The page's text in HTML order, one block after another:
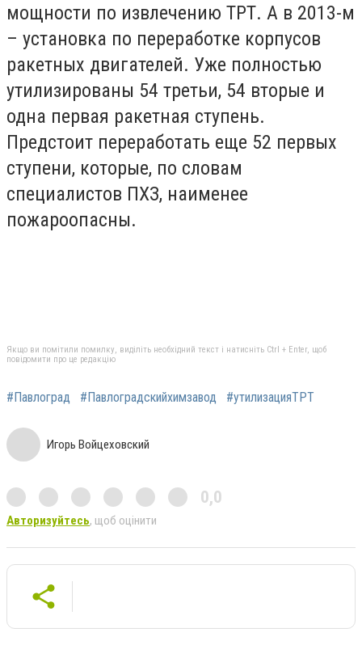
мощности по извлечению ТРТ. А в 2013-м
– установка по переработке корпусов
ракетных двигателей. Уже полностью
утилизированы 54 третьи, 54 вторые и
одна первая ракетная ступень.
Предстоит переработать еще 52 первых
ступени, которые, по словам
специалистов ПХЗ, наименее
пожароопасны.
Якщо ви помітили помилку, виділіть необхідний текст і натисніть Ctrl + Enter, щоб
повідомити про це редакцію
#Павлоград #Павлоградскийхимзавод #утилизацияТРТ
Игорь Войцеховский
0,0
Авторизуйтесь, щоб оцінити